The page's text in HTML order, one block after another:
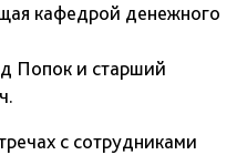
кафедрой денежного
Попок и старший
с сотрудниками